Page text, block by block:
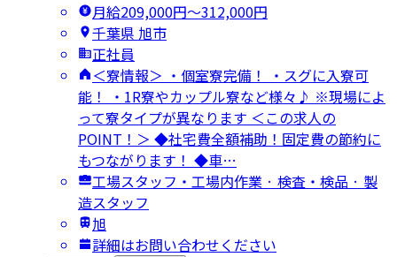
月給209,000円〜312,000円
千葉県 旭市
正社員
＜寮情報＞ ・個室寮完備！ ・スグに入寮可
能！ ・1R寮やカップル寮など様々♪ ※現場によ
って寮タイプが異なります ＜この求人の
POINT！＞ ◆社宅費全額補助！固定費の節約に
もつながります！ ◆車…
工場スタッフ・工場内作業 · 検査・検品 · 製
造スタッフ
旭
詳細はお問い合わせください